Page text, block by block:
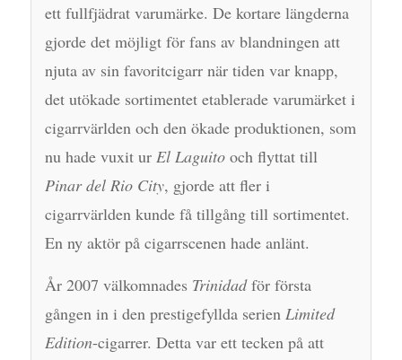
ett fullfjädrat varumärke. De kortare längderna
gjorde det möjligt för fans av blandningen att
njuta av sin favoritcigarr när tiden var knapp,
det utökade sortimentet etablerade varumärket i
cigarrvärlden och den ökade produktionen, som
nu hade vuxit ur El Laguitooch flyttat till
Pinar del Rio City, gjorde att fler i
cigarrvärlden kunde få tillgång till sortimentet.
En ny aktör på cigarrscenen hade anlänt.
År 2007 välkomnades Trinidadför första
gången in i den prestigefyllda serien Limited
Edition-cigarrer. Detta var ett tecken på att